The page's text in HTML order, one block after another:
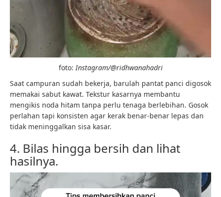
foto:Instagram/@ridhwanahadri
Saat campuran sudah bekerja, barulah pantat panci digosok
memakai sabut kawat. Tekstur kasarnya membantu
mengikis noda hitam tanpa perlu tenaga berlebihan. Gosok
perlahan tapi konsisten agar kerak benar-benar lepas dan
tidak meninggalkan sisa kasar.
4. Bilas hingga bersih dan lihat
hasilnya.